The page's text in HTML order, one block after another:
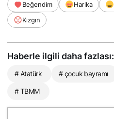
Beğendim Harika
Kızgın
Haberle ilgili daha fazlası:
# Atatürk # çocuk bayramı
# TBMM